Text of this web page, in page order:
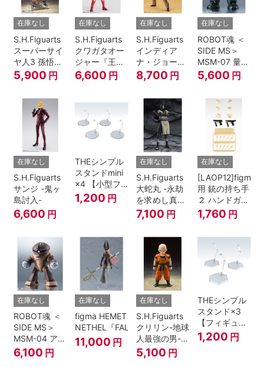
在庫なし
S.H.Figuarts
スーパーサイ
ヤ人3 孫悟空
『ドラゴンボ
ールZ』
5,900 円
在庫なし
S.H.Figuarts
クワガタオー
ジャー『王様
戦隊キングオ
ージャー』
6,600 円
在庫なし
S.H.Figuarts
インディア
ナ・ジョーン
ズ（レイダー
ス/失われたア
櫃》）
8,700 円
在庫なし
ROBOT魂 ＜
SIDE MS＞
MSM-07 量産
型ズゴック
ver.
5,600 円
在庫なし
S.H.Figuarts
サンジ -鬼ヶ
島討入-
6,600 円
THEシンプル
スタンドmini
×4 【小型フ
ィギュア＆デ
ィフォルメフ
1,200 円
在庫なし
S.H.Figuarts
大蛇丸 -永劫
を求めし真理
の探究者-
『NARUTO-
7,100 円
在庫なし
[LAOP12]figma
用 銃の持ち手
２ ハンドガン
セット
1,760 円
在庫なし
ROBOT魂 ＜
SIDE MS＞
MSM-04 アッ
ガイ ver.
A.N.I.M.E.
6,100 円
在庫なし
figma HEMET
NETHEL『FALSLANDER』
11,000 円
在庫なし
S.H.Figuarts
クリリン-地球
人最強の男-
『ドラゴンボ
ールＺ』
5,100 円
THEシンプル
スタンド×3
【フィギュア
＆模型用】
〈HEX〉タイ
1,200 円